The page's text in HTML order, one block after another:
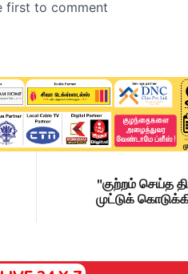
"குற்றம் செய்த
முட்டுக்